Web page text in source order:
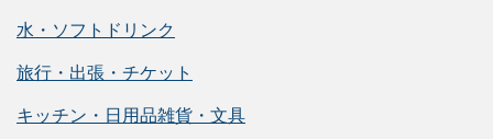
水・ソフトドリンク
旅行・出張・チケット
キッチン・日用品雑貨・文具